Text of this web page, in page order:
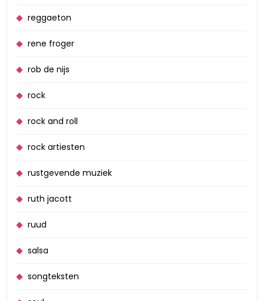
reggaeton
rene froger
rob de nijs
rock
rock and roll
rock artiesten
rustgevende muziek
ruth jacott
ruud
salsa
songteksten